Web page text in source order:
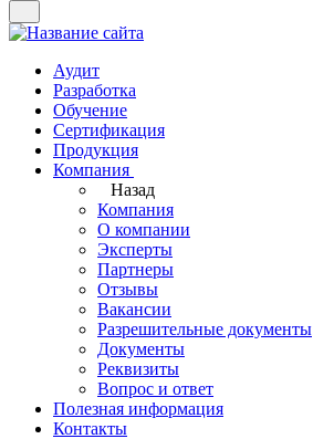
Аудит
Разработка
Обучение
Сертификация
Продукция
Компания
Назад
Компания
О компании
Эксперты
Партнеры
Отзывы
Вакансии
Разрешительные документы
Документы
Реквизиты
Вопрос и ответ
Полезная информация
Контакты